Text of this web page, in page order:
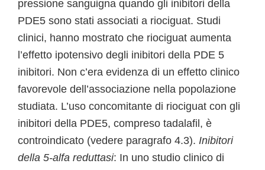
pressione sanguigna quando gli inibitori della
PDE5 sono stati associati a riociguat. Studi
clinici, hanno mostrato che riociguat aumenta
l’effetto ipotensivo degli inibitori della PDE 5
inibitori. Non c’era evidenza di un effetto clinico
favorevole dell’associazione nella popolazione
studiata. L’uso concomitante di riociguat con gli
inibitori della PDE5, compreso tadalafil, è
controindicato (vedere paragrafo 4.3). Inibitori
della 5-alfa reduttasi: In uno studio clinico di